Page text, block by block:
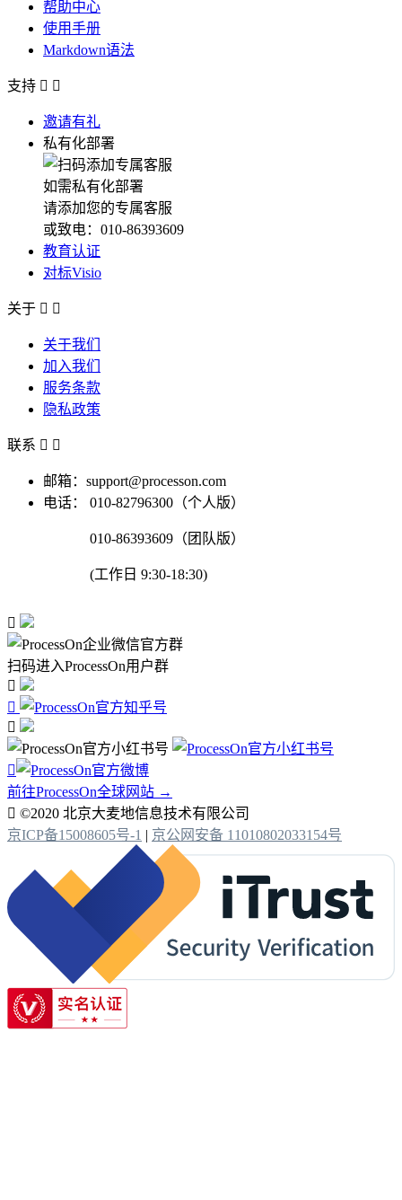
帮助中心
使用手册
Markdown语法
支持  
邀请有礼
私有化部署
如需私有化部署
请添加您的专属客服
或致电：010-86393609
教育认证
对标Visio
关于  
关于我们
加入我们
服务条款
隐私政策
联系  
邮箱：support@processon.com
电话：
010-82796300（个人版）
010-86393609（团队版）
(工作日 9:30-18:30)

扫码进入ProcessOn用户群




前往ProcessOn全球网站 →
 ©2020 北京大麦地信息技术有限公司
京ICP备15008605号-1 | 京公网安备 11010802033154号